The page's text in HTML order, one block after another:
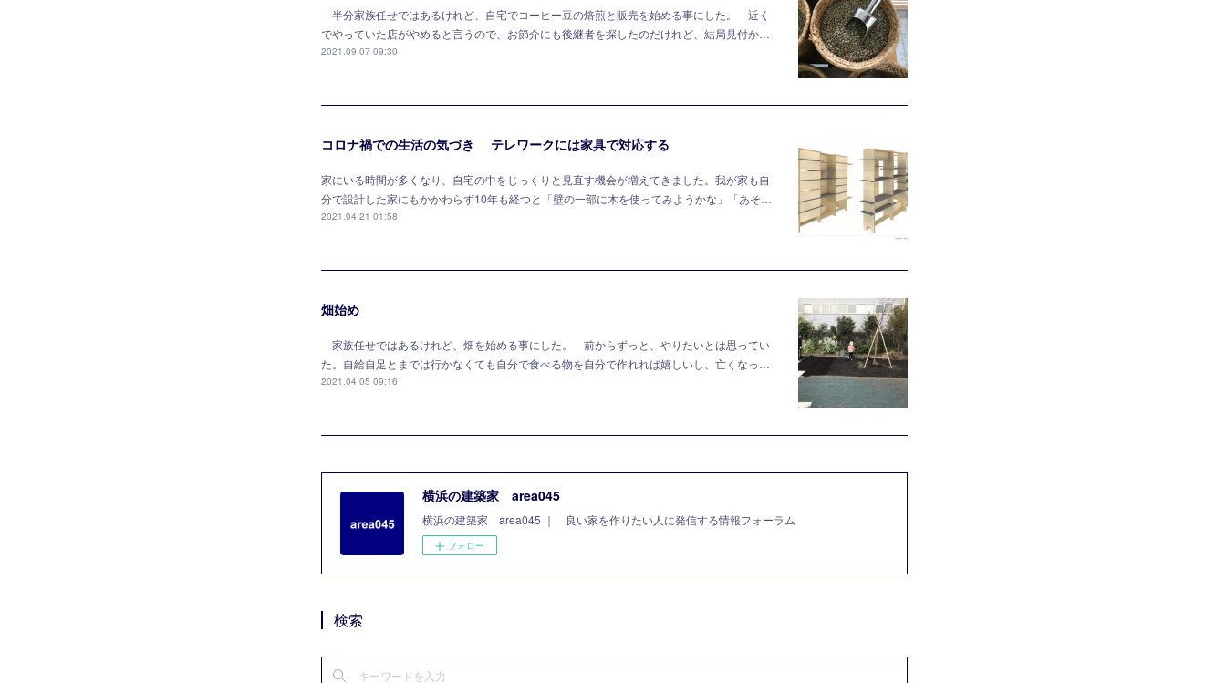
半分家族任せではあるけれど、自宅でコーヒー豆の焙煎と販売を始める事にした。 近く
でやっていた店がやめると言うので、お節介にも後継者を探したのだけれど、結局見付か…
2021.09.07 09:30
コロナ禍での生活の気づき テレワークには家具で対応する
家にいる時間が多くなり、自宅の中をじっくりと見直す機会が増えてきました。我が家も自
分で設計した家にもかかわらず10年も経つと「壁の一部に木を使ってみようかな」「あそ…
2021.04.21 01:58
畑始め
家族任せではあるけれど、畑を始める事にした。 前からずっと、やりたいとは思ってい
た。自給自足とまでは行かなくても自分で食べる物を自分で作れれば嬉しいし、亡くなっ…
2021.04.05 09:16
横浜の建築家 area045
横浜の建築家 area045 ｜ 良い家を作りたい人に発信する情報フォーラム
フォロー
検索